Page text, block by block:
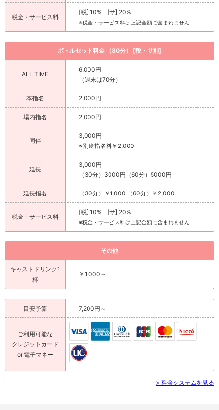
税金・サービス料
[税] 10% [サ] 20%
※税金・サービス料は上記金額に含まれません
ボトルセット料金 （80分） [税・サ別]
ALL TIME
6,000円
（週末は70分）
本指名 2,000円
場内指名 2,000円
同伴
3,000円
※別途指名料￥2,000
延長
3,000円
（30分）3000円（60分）5000円
延長指名 （30分）￥1,000 （60分）￥2,000
税金・サービス料
[税] 10% [サ] 20%
※税金・サービス料は上記金額に含まれません
その他
キャストドリンク1
杯
￥1,000～
目安予算 7,200円～
ご利用可能な
クレジットカード
or 電子マネー
> 料金システムを見る